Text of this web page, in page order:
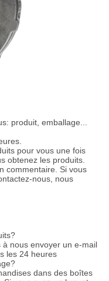
produit, emballage...
pour vous une fois
obtenez les produits.
commentaire. Si vous
nous, nous
nous envoyer un e-mail
les 24 heures
dans des boîtes